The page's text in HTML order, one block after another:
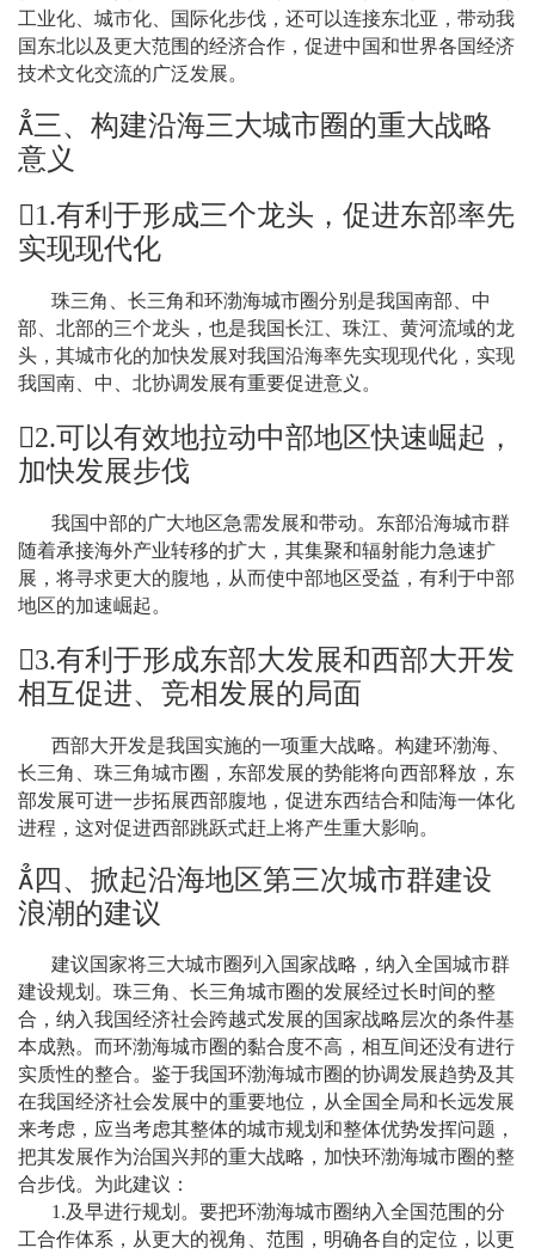
工业化、城市化、国际化步伐，还可以连接东北亚，带动我
国东北以及更大范围的经济合作，促进中国和世界各国经济
技术文化交流的广泛发展。
三、构建沿海三大城市圈的重大战略
意义
1.有利于形成三个龙头，促进东部率先
实现现代化
珠三角、长三角和环渤海城市圈分别是我国南部、中
部、北部的三个龙头，也是我国长江、珠江、黄河流域的龙
头，其城市化的加快发展对我国沿海率先实现现代化，实现
我国南、中、北协调发展有重要促进意义。
2.可以有效地拉动中部地区快速崛起，
加快发展步伐
我国中部的广大地区急需发展和带动。东部沿海城市群
随着承接海外产业转移的扩大，其集聚和辐射能力急速扩
展，将寻求更大的腹地，从而使中部地区受益，有利于中部
地区的加速崛起。
3.有利于形成东部大发展和西部大开发
相互促进、竞相发展的局面
西部大开发是我国实施的一项重大战略。构建环渤海、
长三角、珠三角城市圈，东部发展的势能将向西部释放，东
部发展可进一步拓展西部腹地，促进东西结合和陆海一体化
进程，这对促进西部跳跃式赶上将产生重大影响。
四、掀起沿海地区第三次城市群建设
浪潮的建议
建议国家将三大城市圈列入国家战略，纳入全国城市群
建设规划。珠三角、长三角城市圈的发展经过长时间的整
合，纳入我国经济社会跨越式发展的国家战略层次的条件基
本成熟。而环渤海城市圈的黏合度不高，相互间还没有进行
实质性的整合。鉴于我国环渤海城市圈的协调发展趋势及其
在我国经济社会发展中的重要地位，从全国全局和长远发展
来考虑，应当考虑其整体的城市规划和整体优势发挥问题，
把其发展作为治国兴邦的重大战略，加快环渤海城市圈的整
合步伐。为此建议：
1.及早进行规划。要把环渤海城市圈纳入全国范围的分
工合作体系，从更大的视角、范围，明确各自的定位，以更